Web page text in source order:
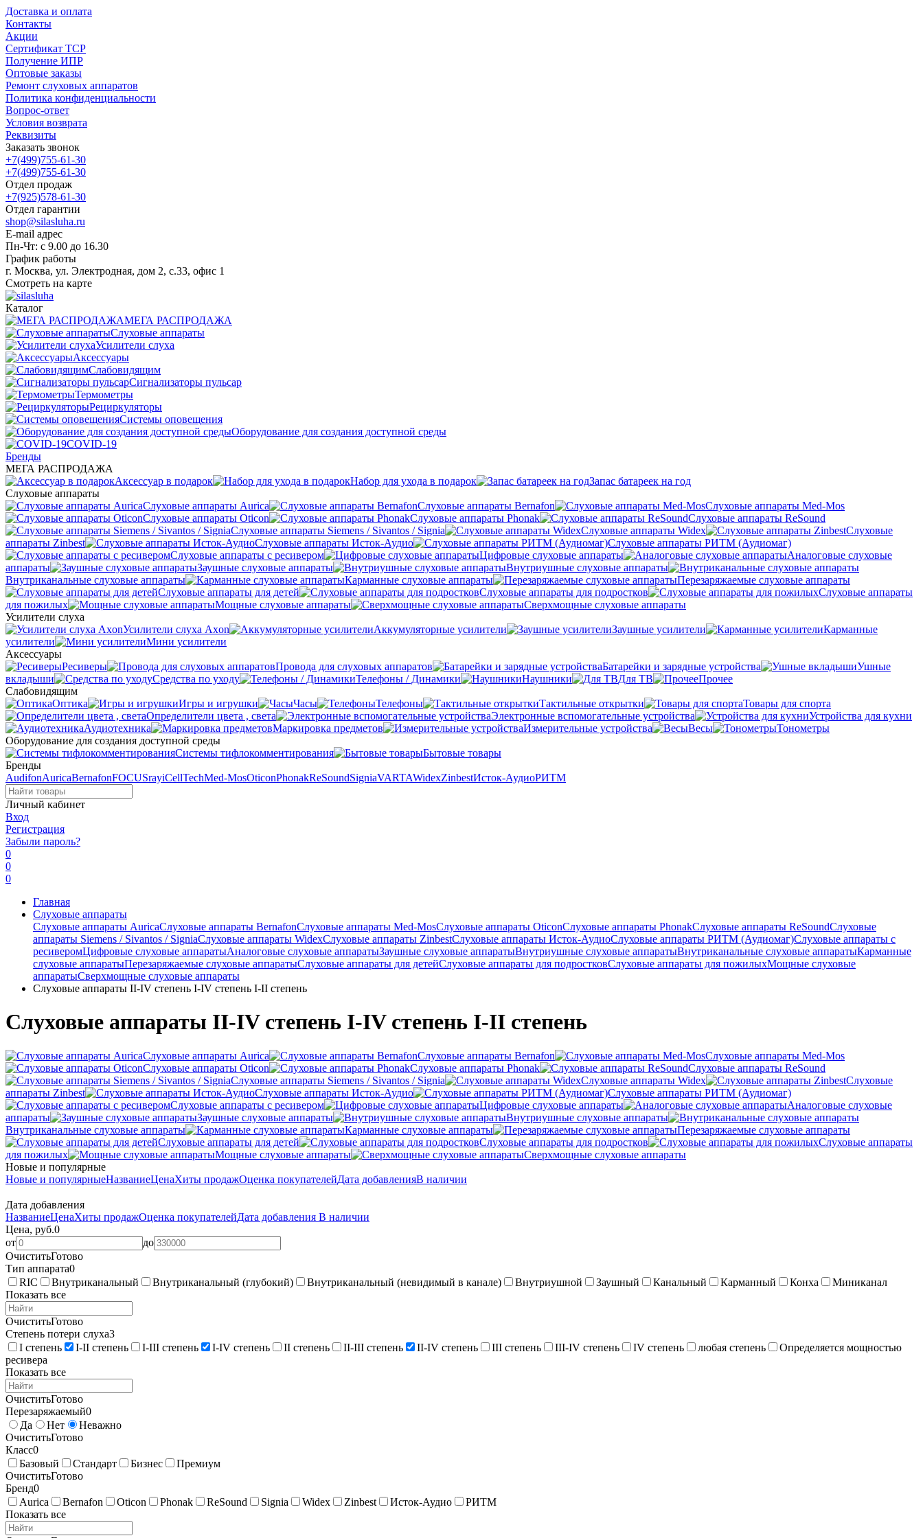
Доставка и оплата
Контакты
Акции
Сертификат ТСР
Получение ИПР
Оптовые заказы
Ремонт слуховых аппаратов
Политика конфиденциальности
Вопрос-ответ
Условия возврата
Реквизиты
Заказать звонок
+7(499)755-61-30
+7(499)755-61-30
Отдел продаж
+7(925)578-61-30
Отдел гарантии
shop@silasluha.ru
E-mail адрес
Пн-Чт: с 9.00 до 16.30
График работы
г. Москва, ул. Электродная, дом 2, с.33, офис 1
Смотреть на карте
Каталог
МЕГА РАСПРОДАЖА
Слуховые аппараты
Усилители слуха
Аксессуары
Слабовидящим
Сигнализаторы пульсар
Термометры
Рециркуляторы
Cистемы оповещения
Оборудование для создания доступной среды
COVID-19
Бренды
МЕГА РАСПРОДАЖА
Аксессуар в подарок
Набор для ухода в подарок
Запас батареек на год
Слуховые аппараты
Слуховые аппараты Aurica
Слуховые аппараты Bernafon
Слуховые аппараты Med-Mos
Слуховые аппараты Oticon
Слуховые аппараты Phonak
Слуховые аппараты ReSound
Слуховые аппараты Siemens / Sivantos / Signia
Слуховые аппараты Widex
Слуховые
аппараты Zinbest
Слуховые аппараты Исток-Аудио
Слуховые аппараты РИТМ (Аудиомаг)
Слуховые аппараты с ресивером
Цифровые слуховые аппараты
Аналоговые слуховые
аппараты
Заушные слуховые аппараты
Внутриушные слуховые аппараты
Внутриканальные слуховые аппараты
Карманные слуховые аппараты
Перезаряжаемые слуховые аппараты
Слуховые аппараты для детей
Слуховые аппараты для подростков
Слуховые аппараты
для пожилых
Мощные слуховые аппараты
Сверхмощные слуховые аппараты
Усилители слуха
Усилители слуха Axon
Аккумуляторные усилители Заушные усилители
Карманные
усилители
Мини усилители
Аксессуары
Ресиверы
Провода для слуховых аппаратов Батарейки и зарядные устройства
Ушные
вкладыши
Средства по уходу Телефоны / Динамики Наушники Для ТВ
Прочее
Слабовидящим
Оптика
Игры и игрушки Часы Телефоны Тактильные открытки
Товары для спорта
Определители цвета , света
Электронные вспомогательные устройства
Устройства для кухни
Аудиотехника
Маркировка предметов Измерительные устройства Весы
Тонометры
Оборудование для создания доступной среды
Системы тифлокомментирования
Бытовые товары
Бренды
AudifonAuricaBernafonFOCUSrayiCellTechMed-MosOticonPhonakReSoundSigniaVARTAWidexZinbestИсток-АудиоРИТМ
Личный кабинет
Вход
Регистрация
Забыли пароль?
0
0
0
Главная
Слуховые аппараты
Слуховые аппараты AuricaСлуховые аппараты BernafonСлуховые аппараты Med-MosСлуховые аппараты OticonСлуховые аппараты PhonakСлуховые аппараты ReSoundСлуховые
аппараты Siemens / Sivantos / SigniaСлуховые аппараты WidexСлуховые аппараты ZinbestСлуховые аппараты Исток-АудиоСлуховые аппараты РИТМ (Аудиомаг)Слуховые аппараты с
ресиверомЦифровые слуховые аппаратыАналоговые слуховые аппаратыЗаушные слуховые аппаратыВнутриушные слуховые аппаратыВнутриканальные слуховые аппаратыКарманные
слуховые аппаратыПерезаряжаемые слуховые аппаратыСлуховые аппараты для детейСлуховые аппараты для подростковСлуховые аппараты для пожилыхМощные слуховые
аппаратыСверхмощные слуховые аппараты
Слуховые аппараты II-IV степень I-IV степень I-II степень
Слуховые аппараты II-IV степень I-IV степень I-II степень
Слуховые аппараты Aurica Слуховые аппараты Bernafon
Слуховые аппараты Med-Mos
Слуховые аппараты Oticon
Слуховые аппараты Phonak
Слуховые аппараты ReSound
Слуховые аппараты Siemens / Sivantos / Signia
Слуховые аппараты Widex
Слуховые
аппараты Zinbest
Слуховые аппараты Исток-Аудио
Слуховые аппараты РИТМ (Аудиомаг)
Слуховые аппараты с ресивером
Цифровые слуховые аппараты
Аналоговые слуховые
аппараты
Заушные слуховые аппараты
Внутриушные слуховые аппараты
Внутриканальные слуховые аппараты
Карманные слуховые аппараты
Перезаряжаемые слуховые аппараты
Слуховые аппараты для детей
Слуховые аппараты для подростков
Слуховые аппараты
для пожилых
Мощные слуховые аппараты
Сверхмощные слуховые аппараты
Новые и популярные
Новые и популярныеНазваниеЦенаХиты продажОценка покупателейДата добавленияВ наличии
Дата добавления
НазваниеЦенаХиты продажОценка покупателейДата добавления В наличии
Цена, руб.0
от
до
ОчиститьГотово
Тип аппарата0
RIC
Внутриканальный Внутриканальный (глубокий) Внутриканальный (невидимый в канале) Внутриушной Заушный Канальный Карманный Конха
Миниканал
Показать все
ОчиститьГотово
Степень потери слуха3
I степень
I-II степень I-III степень I-IV степень II степень II-III степень II-IV степень III степень III-IV степень IV степень любая степень
Определяется мощностью
ресивера
Показать все
ОчиститьГотово
Перезаряжаемый0
Да
Нет
Неважно
ОчиститьГотово
Класс0
Базовый
Стандарт Бизнес
Премиум
ОчиститьГотово
Бренд0
Aurica
Bernafon Oticon Phonak ReSound Signia Widex Zinbest Исток-Аудио
РИТМ
Показать все